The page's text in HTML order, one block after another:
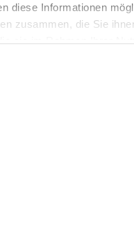
diese Informationen
zusammen, die Sie
Seiten dient nur
Er stellt keine
anderer Art – dar
werden. Wir
auf dieser Seite